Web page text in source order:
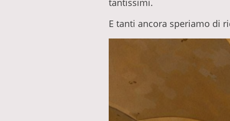
tantissimi.
E tanti ancora speriamo di